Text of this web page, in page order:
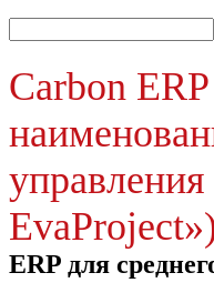
Carbon
ERP для